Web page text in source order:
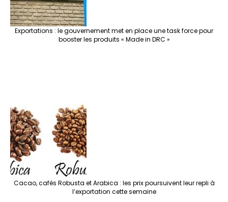
Exportations : le gouvernement met en place une task force pour
booster les produits « Made in DRC »
Cacao, cafés Robusta et Arabica : les prix poursuivent leur repli à
l’exportation cette semaine